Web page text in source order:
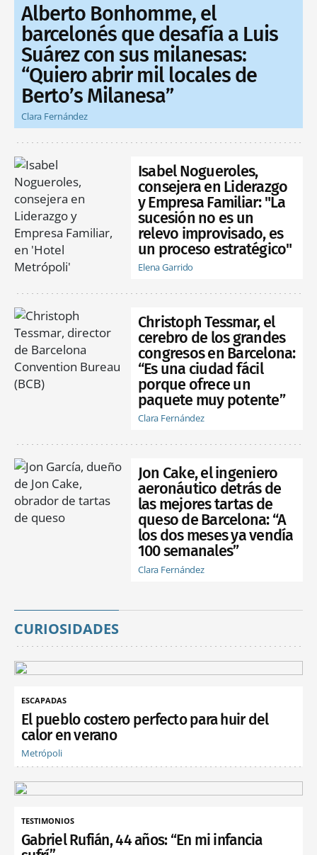
Alberto Bonhomme, el
barcelonés que desafía a Luis
Suárez con sus milanesas:
“Quiero abrir mil locales de
Berto’s Milanesa”
Clara Fernández
Isabel Nogueroles,
consejera en Liderazgo
y Empresa Familiar: "La
sucesión no es un
relevo improvisado, es
un proceso estratégico"
Elena Garrido
Christoph Tessmar, el
cerebro de los grandes
congresos en Barcelona:
“Es una ciudad fácil
porque ofrece un
paquete muy potente”
Clara Fernández
Jon Cake, el ingeniero
aeronáutico detrás de
las mejores tartas de
queso de Barcelona: “A
los dos meses ya vendía
100 semanales”
Clara Fernández
CURIOSIDADES
ESCAPADAS
El pueblo costero perfecto para huir del
calor en verano
Metrópoli
TESTIMONIOS
Gabriel Rufián, 44 años: “En mi infancia